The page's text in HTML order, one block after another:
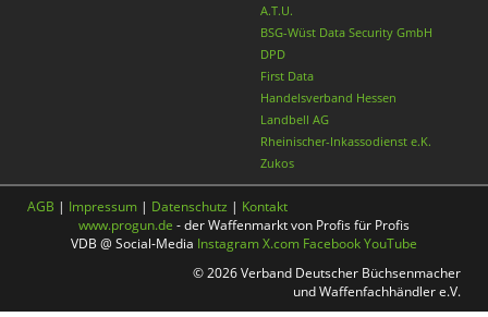
A.T.U.
BSG-Wüst Data Security GmbH
DPD
First Data
Handelsverband Hessen
Landbell AG
Rheinischer-Inkassodienst e.K.
Zukos
AGB | Impressum | Datenschutz | Kontakt
www.progun.de - der Waffenmarkt von Profis für Profis
VDB @ Social-Media InstagramX.com FacebookYouTube
© 2026 Verband Deutscher Büchsenmacher
und Waffenfachhändler e.V.